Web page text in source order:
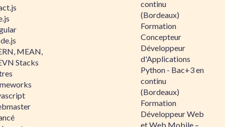
MEAN,
Stacks
continu
(Bordeaux)
Formation
Concepteur
Développeur
d'Applications
Python - Bac+3 en
continu
(Bordeaux)
Formation
Développeur Web
et Web Mobile –